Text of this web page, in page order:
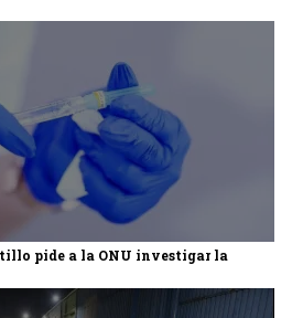
pide a la ONU investigar la